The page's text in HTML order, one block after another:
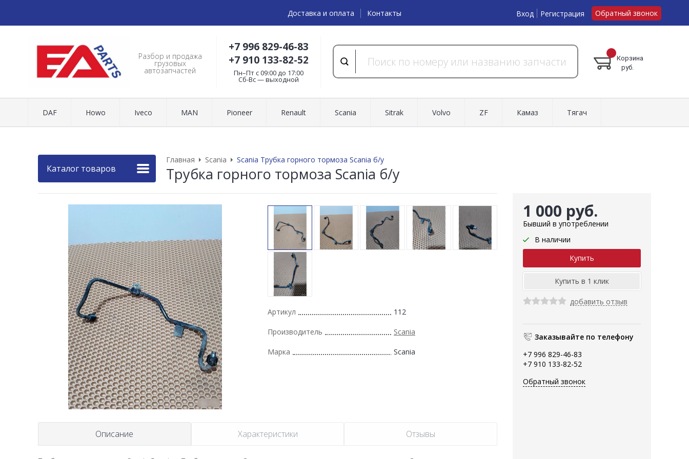
Доставка и оплата Контакты Вход Регистрация Обратный звонок
Разбор и продажа
грузовых
автозапчастей
+7 996 829-46-83
+7 910 133-82-52
Пн–Пт с 09:00 до 17:00
Cб-Вс — выходной
Корзина
руб.
DAF Howo Iveco MAN Pioneer Renault Scania Sitrak Volvo ZF Камаз Тягач
Каталог товаров
Главная Scania Scania Трубка горного тормоза Scania б/у
Трубка горного тормоза Scania б/у
1 000 руб.
Бывший в употреблении
В наличии
добавить отзыв
Заказывайте по телефону
+7 996 829-46-83
+7 910 133-82-52
Обратный звонок
Артикул 112
Производитель Scania
Марка Scania
Описание Характеристики Отзывы